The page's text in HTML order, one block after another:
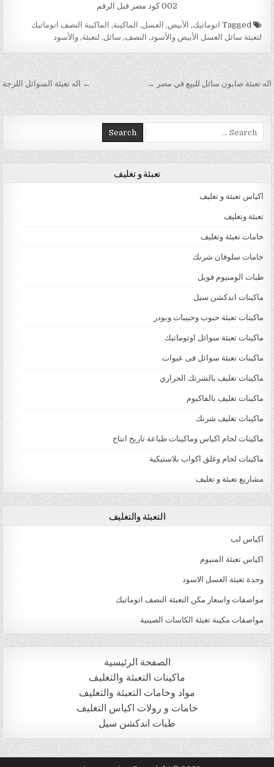
002 كود مصر قبل الرقم
Tagged اتوماتيك, الأبيض, العسل, الماكينة, الماكينة النصف اتوماتيك
لتعبئة سائل العسل الأبيض والأسود, النصف, سائل, لتعبئة,والأسود
تصفّح المقالات ← اله تعبئة السوائل اللزجة اله تعبئة صابون سائل للبيع في مصر →
Search for:
تعبئة و تغليف
اكياس تعبئة و تغليف
تعبئة وتغليف
خامات تعبئة وتغليف
خامات سلوفان شرنك
طبات الومنيوم فويل
ماكينات اندكشن سيل
ماكينات تعبئة حبوب وحبيبات وبودر
ماكينات تعبئة سوائل اوتوماتيك
ماكينات تعبئة سوائل فى عبوات
ماكينات تغليف بالشرنك الحراري
ماكينات تغليف بالفاكيوم
ماكينات تغليف شرنك
ماكينات لحام اكياس وماكينات طباعة تاريخ انتاج
ماكينات لحام وغلق اكواب بلاستيكية
مشاريع تعبئة و تغليف
التعبئة والتغليف
اكياس لب
اكياس تعبئة المنيوم
وحدة تعبئة العسل الاسود
مواصفات واسعار مكن التعبئة النصف اتوماتيك
مواصفات مكينة تعبئة الكاسات الصينية
الصفحة الرئيسية
ماكينات التعبئة والتغليف
مواد وخامات التعبئة والتغليف
خامات و رولات اكياس التغليف
طبات اندكشن سيل